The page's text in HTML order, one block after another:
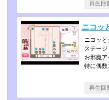
再生
ニコ
ニコッ
ステージ
お邪魔ア
特に偶数
再生